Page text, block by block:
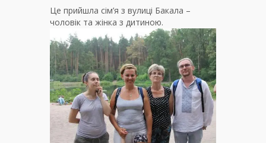
Це прийшла сім’я з вулиці Бакала –
чоловік та жінка з дитиною.